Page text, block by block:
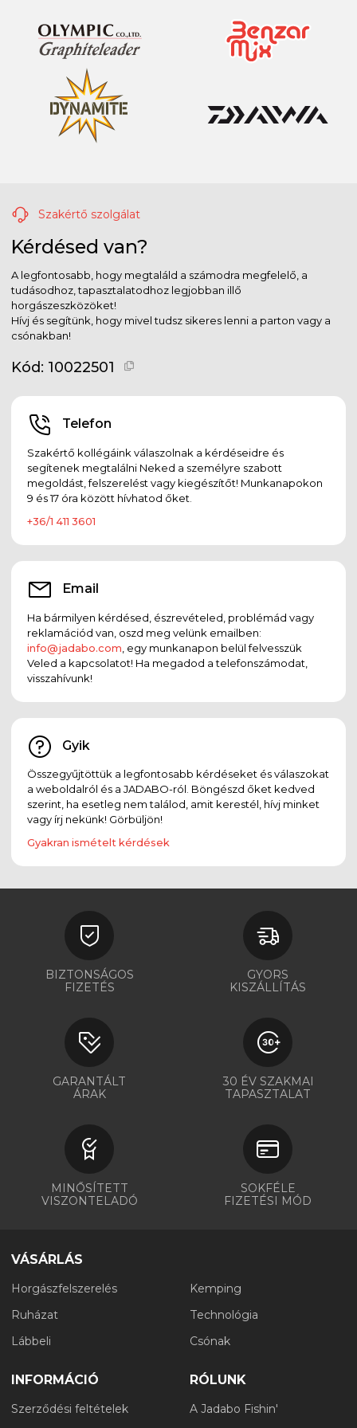
Szakértő szolgálat
Kérdésed van?
A legfontosabb, hogy megtaláld a számodra megfelelő, a
tudásodhoz, tapasztalatodhoz legjobban illő
horgászeszközöket!
Hívj és segítünk, hogy mivel tudsz sikeres lenni a parton vagy a
csónakban!
Kód: 10022501
Telefon
Szakértő kollégáink válaszolnak a kérdéseidre és
segítenek megtalálni Neked a személyre szabott
megoldást, felszerelést vagy kiegészítőt! Munkanapokon
9 és 17 óra között hívhatod őket.
+36/1 411 3601
Email
Ha bármilyen kérdésed, észrevételed, problémád vagy
reklamációd van, oszd meg velünk emailben:
info@jadabo.com , egy munkanapon belül felvesszük
Veled a kapcsolatot! Ha megadod a telefonszámodat,
visszahívunk!
Gyik
Összegyűjtöttük a legfontosabb kérdéseket és válaszokat
a weboldalról és a JADABO-ról. Böngészd őket kedved
szerint, ha esetleg nem találod, amit kerestél, hívj minket
vagy írj nekünk! Görbüljön!
Gyakran ismételt kérdések
BIZTONSÁGOS
FIZETÉS
GYORS
KISZÁLLÍTÁS
GARANTÁLT
ÁRAK
30 ÉV SZAKMAI
TAPASZTALAT
MINŐSÍTETT
VISZONTELADÓ
SOKFÉLE
FIZETÉSI MÓD
VÁSÁRLÁS
Horgászfelszerelés
Ruházat
Lábbeli
Kemping
Technológia
Csónak
INFORMÁCIÓ
Szerződési feltételek
RÓLUNK
A Jadabo Fishin'